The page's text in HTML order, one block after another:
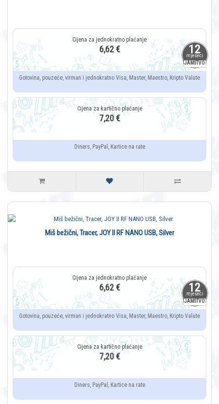
12
mjeseci
JAMSTVO
6,62 €
Gotovina, pouzeće, virman i jednokratno Visa, Master, Maestro, Kripto Valute
7,20 €
Diners, PayPal, Kartice na rate
12
mjeseci
JAMSTVO
Miš bežični, Tracer, JOY II RF NANO USB, Silver
6,62 €
Gotovina, pouzeće, virman i jednokratno Visa, Master, Maestro, Kripto Valute
7,20 €
Diners, PayPal, Kartice na rate